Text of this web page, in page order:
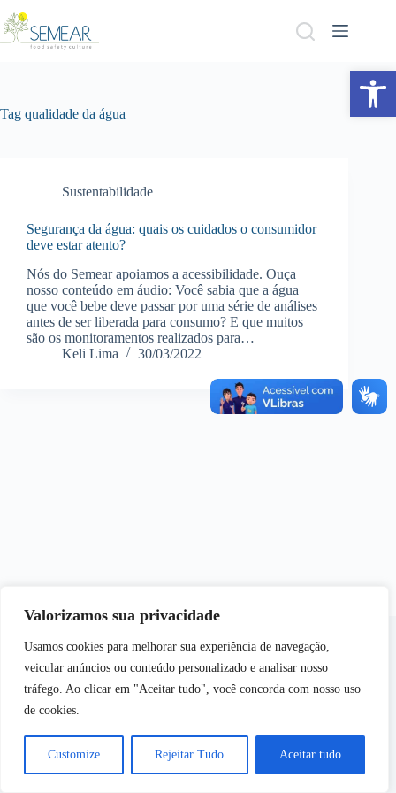
Abrir a barra de ferramentas
Valorizamos sua privacidade
Usamos cookies para melhorar sua experiência de navegação,
veicular anúncios ou conteúdo personalizado e analisar nosso
tráfego. Ao clicar em "Aceitar tudo", você concorda com nosso uso
de cookies.
Customize Rejeitar Tudo Aceitar tudo
Tag qualidade da água
Sustentabilidade
Segurança da água: quais os cuidados o consumidor
deve estar atento?
Nós do Semear apoiamos a acessibilidade. Ouça
nosso conteúdo em áudio: Você sabia que a água
que você bebe deve passar por uma série de análises
antes de ser liberada para consumo? E que muitos
são os monitoramentos realizados para…
Keli Lima
30/03/2022
Copyright © 2026 - Semear | Todos os Direitos